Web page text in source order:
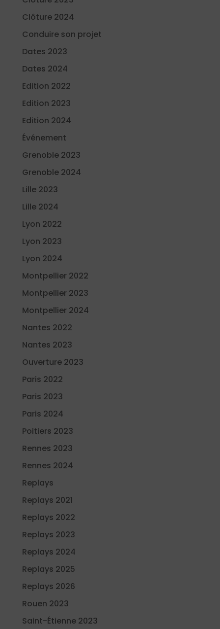
Clôture 2024
Conduire son projet
Dates 2023
Dates 2024
Edition 2022
Edition 2023
Edition 2024
Événement
Grenoble 2023
Grenoble 2024
Lille 2023
Lille 2024
Lyon 2022
Lyon 2023
Lyon 2024
Montpellier 2022
Montpellier 2023
Montpellier 2024
Nantes 2022
Nantes 2023
Ouverture 2023
Paris 2022
Paris 2023
Paris 2024
Poitiers 2023
Rennes 2023
Rennes 2024
Replays
Replays 2021
Replays 2022
Replays 2023
Replays 2024
Replays 2025
Replays 2026
Rouen 2023
Saint-Étienne 2023